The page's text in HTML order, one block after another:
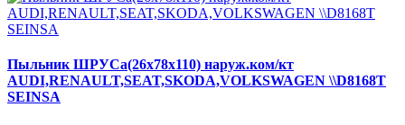
Пыльник ШРУСа(26x78x110) наруж.ком/кт
AUDI,RENAULT,SEAT,SKODA,VOLKSWAGEN \\D8168T
SEINSA